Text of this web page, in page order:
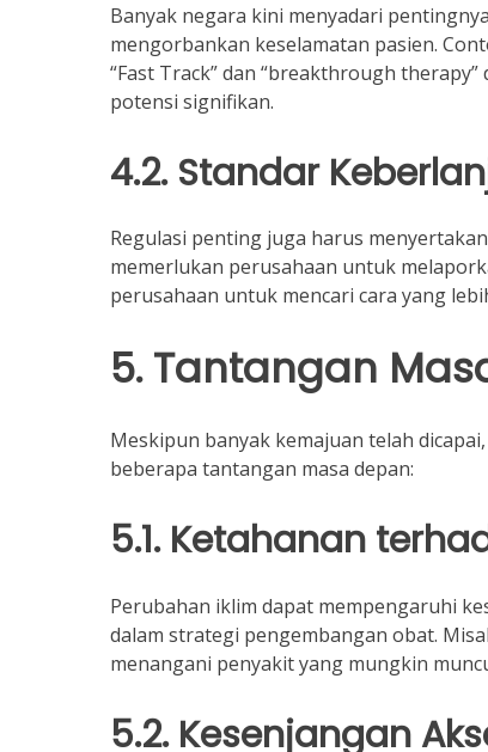
Banyak negara kini menyadari
mengorbankan keselamatan pasien.
“Fast Track” dan “breakthrough
potensi signifikan.
4.2. Standar
Regulasi penting juga harus
memerlukan perusahaan untuk
perusahaan untuk mencari cara yang
5. Tantangan
Meskipun banyak kemajuan telah
beberapa tantangan masa depan:
5.1. Ketahanan
Perubahan iklim dapat mempengaruhi
dalam strategi pengembangan obat.
menangani penyakit yang mungkin
5.2. Kesenjangan